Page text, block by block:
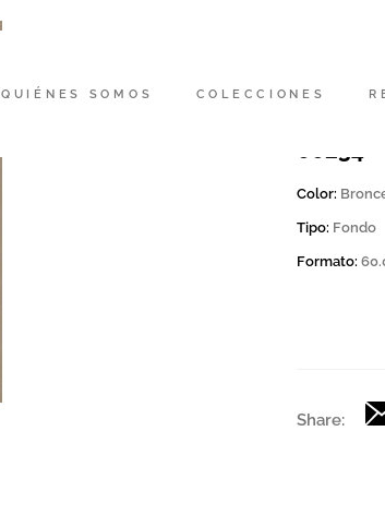
QUIÉNES SOMOS COLECCIONES
00234
Color:
Tipo: Fondo
Formato:
Share: